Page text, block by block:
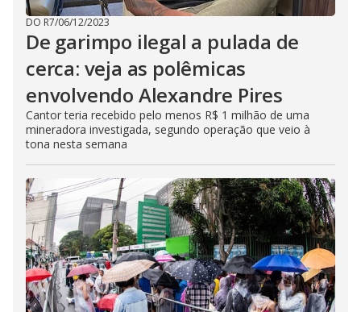
DO R7/06/12/2023
De garimpo ilegal a pulada de
cerca: veja as polêmicas
envolvendo Alexandre Pires
Cantor teria recebido pelo menos R$ 1 milhão de uma
mineradora investigada, segundo operação que veio à
tona nesta semana